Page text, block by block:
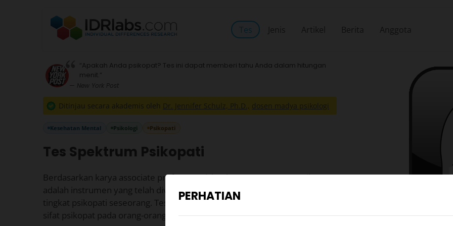
Tes Jenis Artikel Berita Anggota
“Apakah Anda psikopat? Tes ini dapat memberi tahu Anda dalam hitungan
menit.”
— New York Post
Ditinjau secara akademis oleh Dr. Jennifer Schulz, Ph.D., dosen madya psikologi
Kesehatan Mental Psikologi Psikopati
Tes Spektrum Psikopati
Berdasarkan karya associate professor Michael R. Levenson, Tes Psikopat
adalah instrumen yang telah divalidasi secara ilmiah untuk mengukur
tingkat psikopati seseorang. Tes ini banyak digunakan untuk menilai sifat-
sifat psikopat pada orang-orang yang tidak berada di institusi.
PERHATIAN